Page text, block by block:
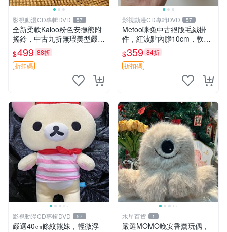
影視動漫CD專輯DVD 57
全新柔軟Kaloo粉色安撫熊附
搖鈴，中古九折無瑕美型嚴選
收藏 粉色 安撫 玩具
$499 88折
折扣碼
影視動漫CD專輯DVD 57
Metoo咪兔中古絕版毛絨掛
件，紅波點內膽10cm，軟糯
宜贈送收藏 咪熊 毛絨 掛件
$359 84折
折扣碼
影視動漫CD專輯DVD 57
嚴選40㎝條紋熊妹，輕微浮
水星百貨 1
嚴選MOMO晚安香薰玩偶，